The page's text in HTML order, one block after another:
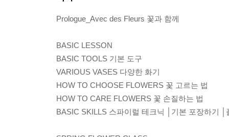
Prologue_Avec des Fleurs 꽃과 함께
BASIC LESSON
BASIC TOOLS 기본 도구
VARIOUS VASES 다양한 화기
HOW TO CHOOSE FLOWERS 꽃 고르는 법
HOW TO CARE FLOWERS 꽃 손질하는 법
BASIC SKILLS 스파이럴 테크닉 │기본 포장하기 │